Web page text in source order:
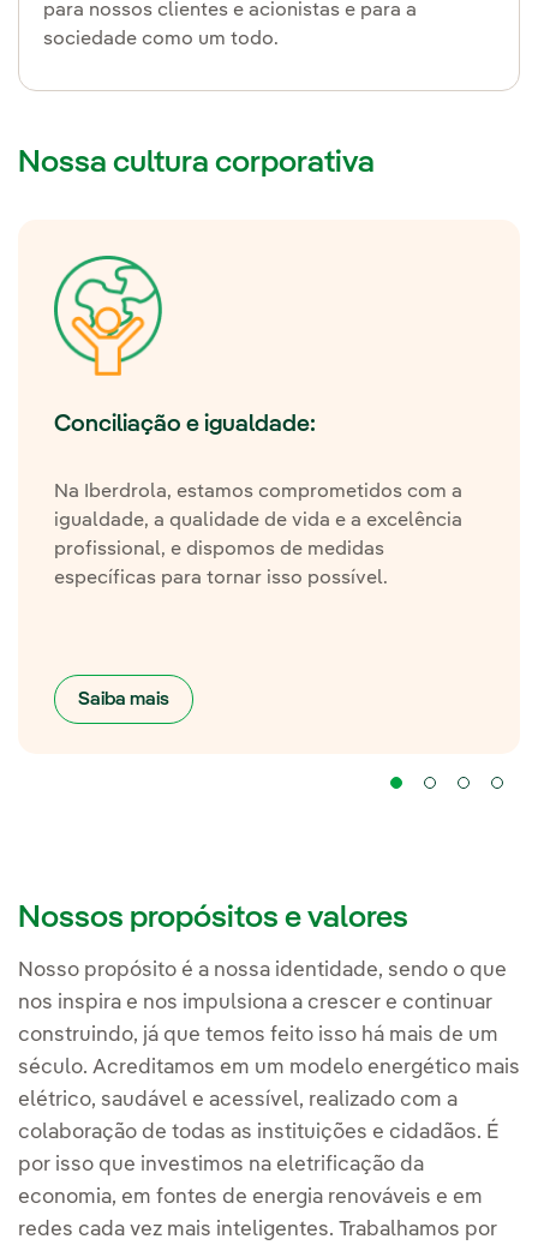
para nossos clientes e acionistas e para a
sociedade como um todo.
Nossa cultura corporativa
Conciliação e igualdade:
Na Iberdrola, estamos comprometidos com a
igualdade, a qualidade de vida e a excelência
profissional, e dispomos de medidas
específicas para tornar isso possível.
Saiba mais
Nossos propósitos e valores
Nosso propósito é a nossa identidade, sendo o que
nos inspira e nos impulsiona a crescer e continuar
construindo, já que temos feito isso há mais de um
século. Acreditamos em um modelo energético mais
elétrico, saudável e acessível, realizado com a
colaboração de todas as instituições e cidadãos. É
por isso que investimos na eletrificação da
economia, em fontes de energia renováveis e em
redes cada vez mais inteligentes. Trabalhamos por